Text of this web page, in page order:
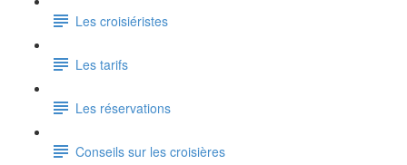
Les croisiéristes
Les tarifs
Les réservations
Conseils sur les croisières